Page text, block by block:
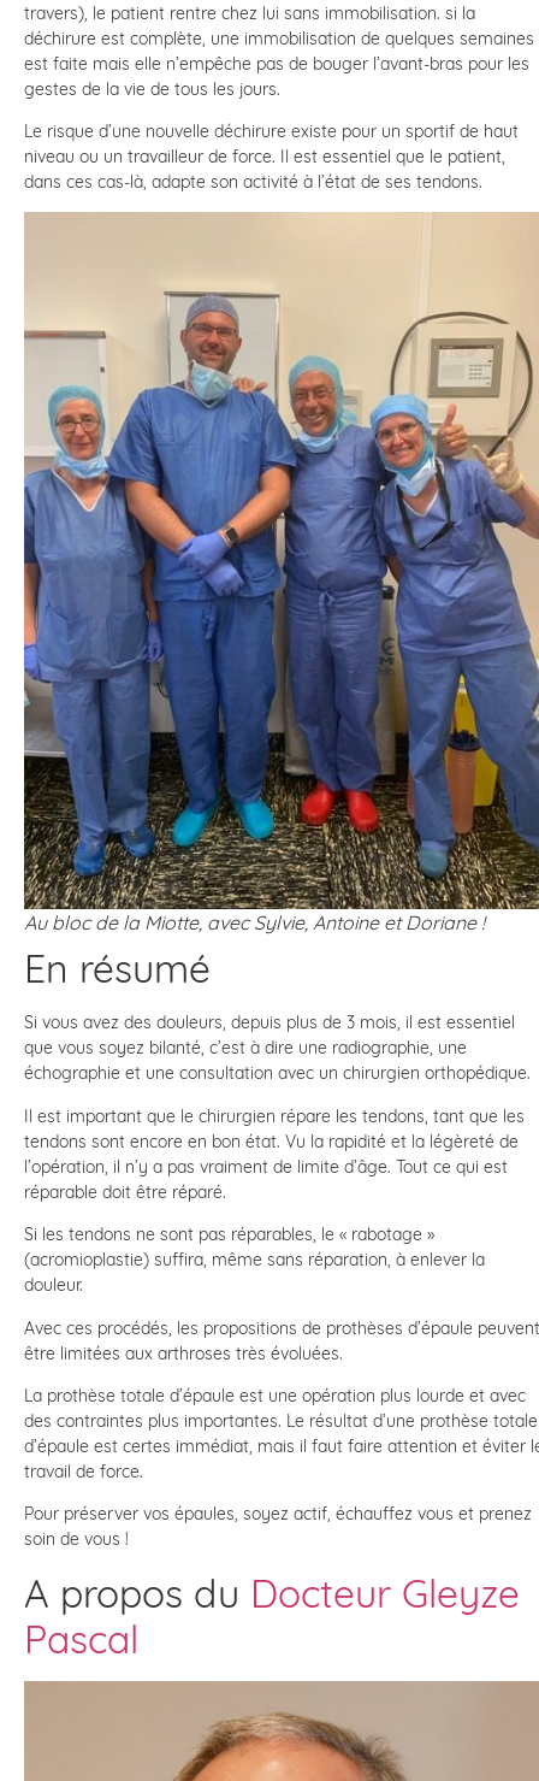
travers), le patient rentre chez lui sans immobilisation. si la
déchirure est complète, une immobilisation de quelques semaines
est faite mais elle n’empêche pas de bouger l’avant-bras pour les
gestes de la vie de tous les jours.
Le risque d’une nouvelle déchirure existe pour un sportif de haut
niveau ou un travailleur de force. Il est essentiel que le patient,
dans ces cas-là, adapte son activité à l’état de ses tendons.
Au bloc de la Miotte, avec Sylvie, Antoine et Doriane !
En résumé
Si vous avez des douleurs, depuis plus de 3 mois, il est essentiel
que vous soyez bilanté, c’est à dire une radiographie, une
échographie et une consultation avec un chirurgien orthopédique.
Il est important que le chirurgien répare les tendons, tant que les
tendons sont encore en bon état. Vu la rapidité et la légèreté de
l’opération, il n’y a pas vraiment de limite d’âge. Tout ce qui est
réparable doit être réparé.
Si les tendons ne sont pas réparables, le « rabotage »
(acromioplastie) suffira, même sans réparation, à enlever la
douleur.
Avec ces procédés, les propositions de prothèses d’épaule peuvent
être limitées aux arthroses très évoluées.
La prothèse totale d’épaule est une opération plus lourde et avec
des contraintes plus importantes. Le résultat d’une prothèse totale
d’épaule est certes immédiat, mais il faut faire attention et éviter
travail de force.
Pour préserver vos épaules, soyez actif, échauffez vous et prenez
soin de vous !
A propos du Docteur Gleyze
Pascal